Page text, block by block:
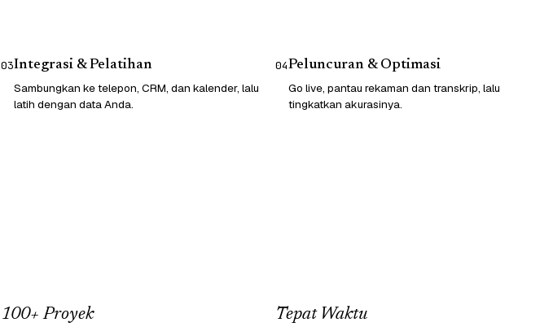
03Integrasi & Pelatihan
Sambungkan ke telepon, CRM, dan kalender, lalu
latih dengan data Anda.
04Peluncuran & Optimasi
Go live, pantau rekaman dan transkrip, lalu
tingkatkan akurasinya.
100+ Proyek Tepat Waktu